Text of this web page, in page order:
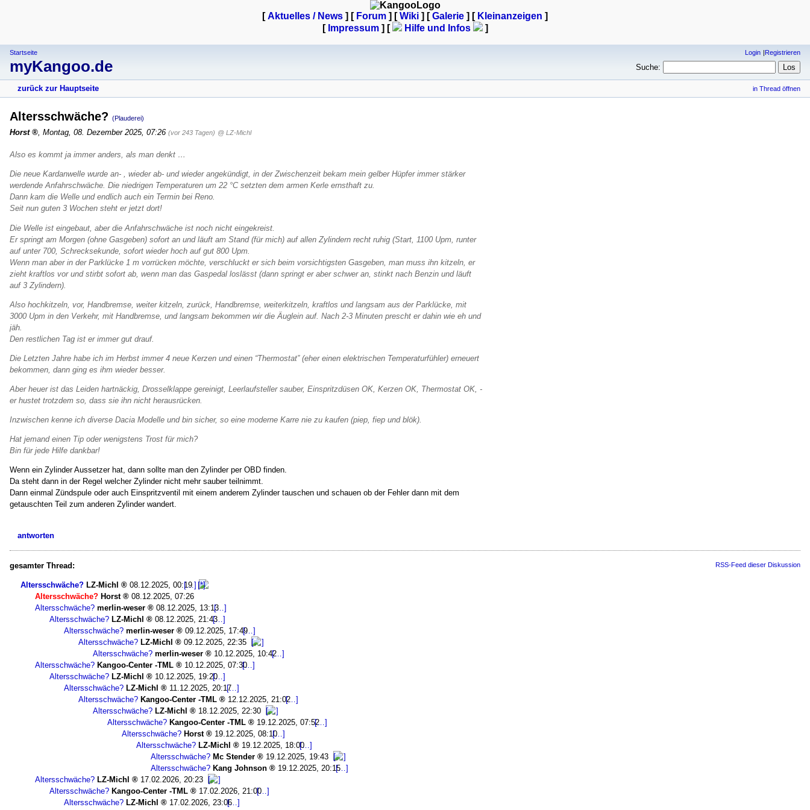
[Aktuelles / News ] [ Forum ] [Wiki ] [Galerie ] [ Kleinanzeigen ]
[ Impressum] [ Hilfe und Infos ]
Startseite
myKangoo.de
Login Registrieren
Suche:
zurück zur Hauptseite in Thread öffnen
Altersschwäche? (Plauderei)
Horst , Montag, 08. Dezember 2025, 07:26 (vor 243 Tagen) @ LZ-Michl
Also es kommt ja immer anders, als man denkt …
Die neue Kardanwelle wurde an- , wieder ab- und wieder angekündigt, in der Zwischenzeit bekam mein gelber Hüpfer immer stärker
werdende Anfahrschwäche. Die niedrigen Temperaturen um 22 °C setzten dem armen Kerle ernsthaft zu.
Dann kam die Welle und endlich auch ein Termin bei Reno.
Seit nun guten 3 Wochen steht er jetzt dort!
Die Welle ist eingebaut, aber die Anfahrschwäche ist noch nicht eingekreist.
Er springt am Morgen (ohne Gasgeben) sofort an und läuft am Stand (für mich) auf allen Zylindern recht ruhig (Start, 1100 Upm, runter
auf unter 700, Schrecksekunde, sofort wieder hoch auf gut 800 Upm.
Wenn man aber in der Parklücke 1 m vorrücken möchte, verschluckt er sich beim vorsichtigsten Gasgeben, man muss ihn kitzeln, er
zieht kraftlos vor und stirbt sofort ab, wenn man das Gaspedal loslässt (dann springt er aber schwer an, stinkt nach Benzin und läuft
auf 3 Zylindern).
Also hochkitzeln, vor, Handbremse, weiter kitzeln, zurück, Handbremse, weiterkitzeln, kraftlos und langsam aus der Parklücke, mit
3000 Upm in den Verkehr, mit Handbremse, und langsam bekommen wir die Äuglein auf. Nach 2-3 Minuten prescht er dahin wie eh und
jäh.
Den restlichen Tag ist er immer gut drauf.
Die Letzten Jahre habe ich im Herbst immer 4 neue Kerzen und einen “Thermostat” (eher einen elektrischen Temperaturfühler) erneuert
bekommen, dann ging es ihm wieder besser.
Aber heuer ist das Leiden hartnäckig, Drosselklappe gereinigt, Leerlaufsteller sauber, Einspritzdüsen OK, Kerzen OK, Thermostat OK, -
er hustet trotzdem so, dass sie ihn nicht herausrücken.
Inzwischen kenne ich diverse Dacia Modelle und bin sicher, so eine moderne Karre nie zu kaufen (piep, fiep und blök).
Hat jemand einen Tip oder wenigstens Trost für mich?
Bin für jede Hilfe dankbar!
Wenn ein Zylinder Aussetzer hat, dann sollte man den Zylinder per OBD finden.
Da steht dann in der Regel welcher Zylinder nicht mehr sauber teilnimmt.
Dann einmal Zündspule oder auch Einspritzventil mit einem anderem Zylinder tauschen und schauen ob der Fehler dann mit dem
getauschten Teil zum anderen Zylinder wandert.
antworten
gesamter Thread: RSS-Feed dieser Diskussion
Altersschwäche? LZ-Michl
08.12.2025, 00:19
Altersschwäche? Horst
08.12.2025, 07:26
Altersschwäche? merlin-weser
08.12.2025, 13:13
Altersschwäche? LZ-Michl
08.12.2025, 21:43
Altersschwäche? merlin-weser
09.12.2025, 17:49
Altersschwäche? LZ-Michl
09.12.2025, 22:35
Altersschwäche? merlin-weser
10.12.2025, 10:42
Altersschwäche? Kangoo-Center -TML
10.12.2025, 07:30
Altersschwäche? LZ-Michl
10.12.2025, 19:20
Altersschwäche? LZ-Michl
11.12.2025, 20:17
Altersschwäche? Kangoo-Center -TML
12.12.2025, 21:02
Altersschwäche? LZ-Michl
18.12.2025, 22:30
Altersschwäche? Kangoo-Center -TML
19.12.2025, 07:52
Altersschwäche? Horst
19.12.2025, 08:10
Altersschwäche? LZ-Michl
19.12.2025, 18:00
Altersschwäche? Mc Stender
19.12.2025, 19:43
Altersschwäche? Kang Johnson
19.12.2025, 20:15
Altersschwäche? LZ-Michl
17.02.2026, 20:23
Altersschwäche? Kangoo-Center -TML
17.02.2026, 21:00
Altersschwäche? LZ-Michl
17.02.2026, 23:06